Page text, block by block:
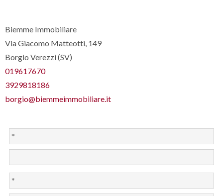
Biemme Immobiliare
Via Giacomo Matteotti, 149
Borgio Verezzi (SV)
019617670
3929818186
borgio@biemmeimmobiliare.it